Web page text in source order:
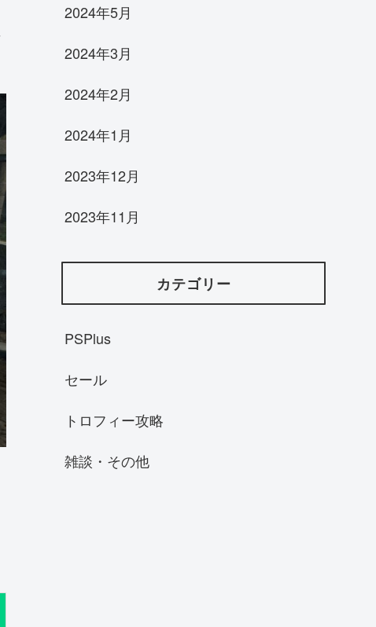
2024年5月
2024年3月
2024年2月
2024年1月
2023年12月
2023年11月
カテゴリー
PSPlus
セール
トロフィー攻略
雑談・その他